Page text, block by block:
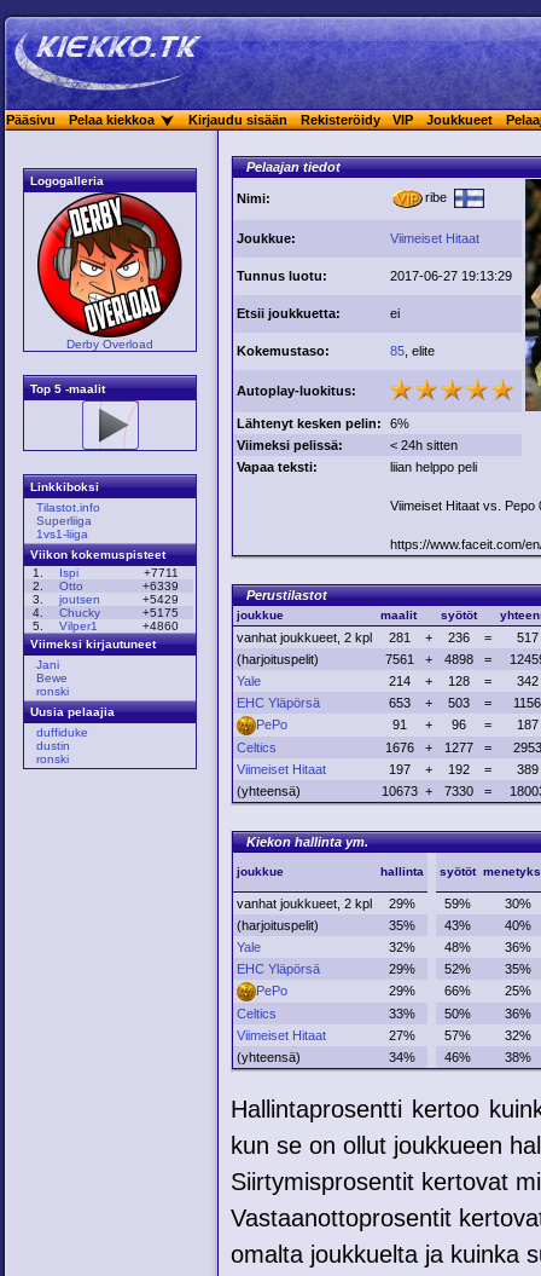
Pääsivu Pelaa kiekkoa Kirjaudu sisään Rekisteröidy VIP Joukkueet
Logogalleria
Derby Overload
Top 5 -maalit
Linkkiboksi
Tilastot.info
Superliiga
1vs1-liiga
Viikon kokemuspisteet
1.
Ispi
+7711
2.
Otto
+6339
3.
joutsen
+5429
4.
Chucky
+5175
5.
Vilper1
+4860
Viimeksi kirjautuneet
Jani
Bewe
ronski
Uusia pelaajia
duffiduke
dustin
ronski
Pelaajan tiedot
Nimi: ribe
Joukkue: Viimeiset Hitaat
Tunnus luotu: 2017-06-27 19:13:29
Etsii joukkuetta: ei
Kokemustaso: 85 , elite
Autoplay-luokitus:
Lähtenyt kesken pelin:
6%
Viimeksi pelissä:
< 24h sitten
Vapaa teksti:
liian helppo peli
Viimeiset Hitaat vs.
https://www.faceit.com/
Perustilastot
joukkue maalit syötöt
vanhat joukkueet, 2 kpl 281 + 236 =
517
(harjoituspelit)
7561 + 4898 =
Yale
214 + 128 =
342
EHC Yläpörsä
653 + 503 =
1156
PePo
91 + 96 =
187
Celtics
1676 + 1277 =
2953
Viimeiset Hitaat
197 + 192 =
389
(yhteensä)
10673 + 7330 =
Kiekon hallinta ym.
joukkue hallinta syötöt
vanhat joukkueet, 2 kpl 29% 59%
30%
(harjoituspelit)
35% 43%
40%
Yale
32% 48%
36%
EHC Yläpörsä
29% 52%
35%
PePo
29% 66%
25%
Celtics
33% 50%
36%
Viimeiset Hitaat
27% 57%
32%
(yhteensä)
34% 46% 38%
Hallintaprosentti kertoo
kun se on ollut joukkueen
Siirtymisprosentit kertovat
Vastaanottoprosentit
omalta joukkuelta ja kuinka